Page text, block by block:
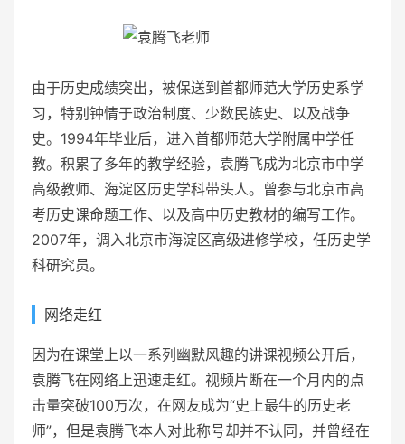
由于历史成绩突出，被保送到首都师范大学历史系学
习，特别钟情于政治制度、少数民族史、以及战争
史。1994年毕业后，进入首都师范大学附属中学任
教。积累了多年的教学经验，袁腾飞成为北京市中学
高级教师、海淀区历史学科带头人。曾参与北京市高
考历史课命题工作、以及高中历史教材的编写工作。
2007年，调入北京市海淀区高级进修学校，任历史学
科研究员。
网络走红
因为在课堂上以一系列幽默风趣的讲课视频公开后，
袁腾飞在网络上迅速走红。视频片断在一个月内的点
击量突破100万次，在网友成为“史上最牛的历史老
师”，但是袁腾飞本人对此称号却并不认同，并曾经在